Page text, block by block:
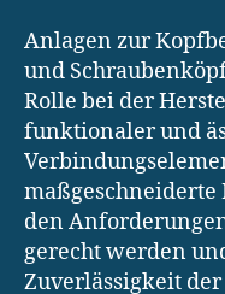
Anlagen zur
und
Rolle bei der
funktionaler und
maßgeschneiderte
den
gerecht werden
Zuverlässigkeit